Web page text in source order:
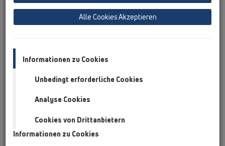
HL DachplanerAlle Cookies Akzeptieren
Informationen zu Cookies
Unbedingt erforderliche Cookies
Analyse Cookies
Cookies von Drittanbietern
Informationen zu Cookies